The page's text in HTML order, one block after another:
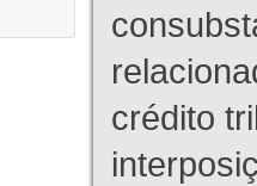
crédito